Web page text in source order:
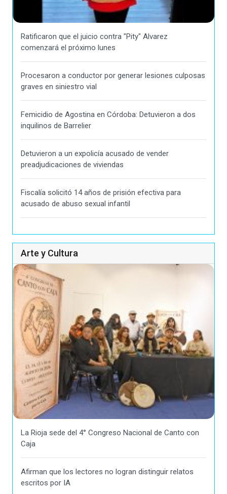
Ratificaron que el juicio contra "Pity" Alvarez
comenzará el próximo lunes
Procesaron a conductor por generar lesiones culposas
graves en siniestro vial
Femicidio de Agostina en Córdoba: Detuvieron a dos
inquilinos de Barrelier
Detuvieron a un expolicía acusado de vender
preadjudicaciones de viviendas
Fiscalía solicitó 14 años de prisión efectiva para
acusado de abuso sexual infantil
Arte y Cultura
La Rioja sede del 4° Congreso Nacional de Canto con
Caja
Afirman que los lectores no logran distinguir relatos
escritos por IA